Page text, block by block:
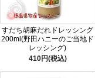
すだち胡麻だれドレッシング
200ml(野田ハニーのご当地ド
レッシング)
410円(税込)